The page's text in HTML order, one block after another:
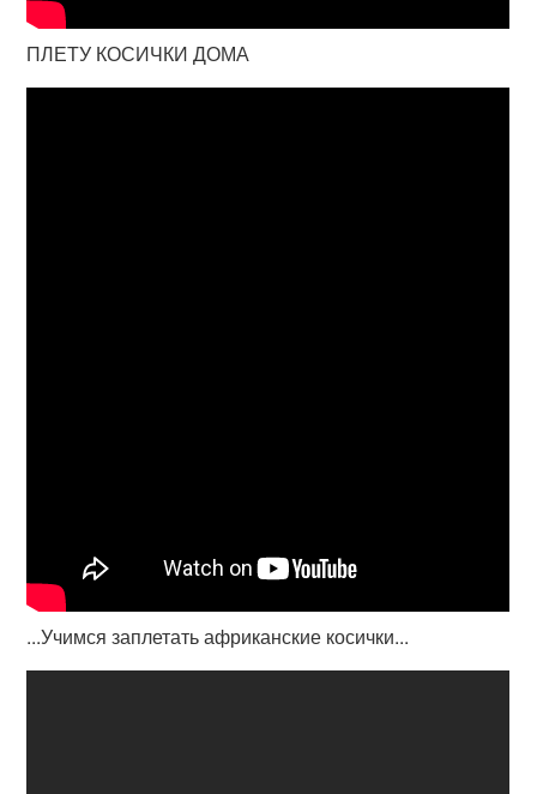
ПЛЕТУ КОСИЧКИ ДОМА
...Учимся заплетать африканские косички...